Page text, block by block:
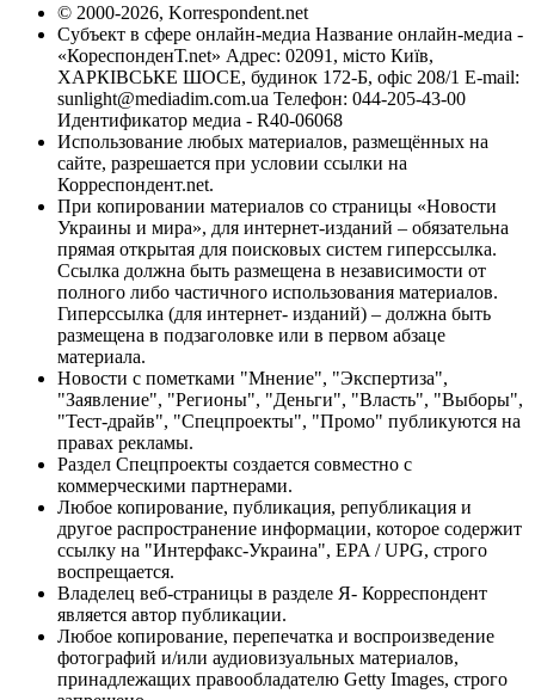
© 2000-2026, Korrespondent.net
Субъект в сфере онлайн-медиа Название онлайн-медиа -
«КореспонденТ.net» Адрес: 02091, місто Київ,
ХАРКІВСЬКЕ ШОСЕ, будинок 172-Б, офіс 208/1 E-mail:
sunlight@mediadim.com.ua Телефон: 044-205-43-00
Идентификатор медиа - R40-06068
Использование любых материалов, размещённых на
сайте, разрешается при условии ссылки на
Корреспондент.net.
При копировании материалов со страницы «Новости
Украины и мира», для интернет-изданий – обязательна
прямая открытая для поисковых систем гиперссылка.
Ссылка должна быть размещена в независимости от
полного либо частичного использования материалов.
Гиперссылка (для интернет- изданий) – должна быть
размещена в подзаголовке или в первом абзаце
материала.
Новости с пометками "Мнение", "Экспертиза",
"Заявление", "Регионы", "Деньги", "Власть", "Выборы",
"Тест-драйв", "Спецпроекты", "Промо" публикуются на
правах рекламы.
Раздел Спецпроекты создается совместно с
коммерческими партнерами.
Любое копирование, публикация, републикация и
другое распространение информации, которое содержит
ссылку на "Интерфакс-Украина", EPA / UPG, строго
воспрещается.
Владелец веб-страницы в разделе Я- Корреспондент
является автор публикации.
Любое копирование, перепечатка и воспроизведение
фотографий и/или аудиовизуальных материалов,
принадлежащих правообладателю Getty Images, строго